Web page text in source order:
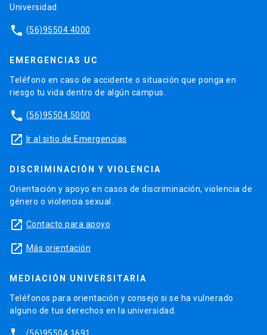
Universidad.
phone (56)95504 4000
EMERGENCIAS UC
Teléfono en caso de accidente o situación que ponga en
riesgo tu vida dentro de algún campus.
phone (56)95504 5000
launch Ir al sitio de Emergencias
DISCRIMINACIÓN Y VIOLENCIA
Orientación y apoyo en casos de discriminación, violencia de
género o violencia sexual.
launch Contacto para apoyo
launch Más orientación
MEDIACIÓN UNIVERSITARIA
Teléfonos para orientación y consejo si se ha vulnerado
alguno de tus derechos en la universidad.